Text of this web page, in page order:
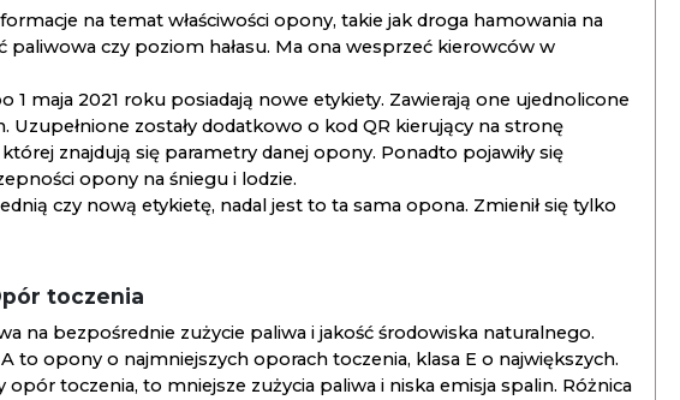
na temat właściwości opony, takie jak droga hamowania na
czy poziom hałasu. Ma ona wesprzeć kierowców w
maja 2021 roku posiadają nowe etykiety. Zawierają one ujednolicone
Uzupełnione zostały dodatkowo o kod QR kierujący na stronę
znajdują się parametry danej opony. Ponadto pojawiły się
opony na śniegu i lodzie.
czy nową etykietę, nadal jest to ta sama opona. Zmienił się tylko
toczenia
na bezpośrednie zużycie paliwa i jakość środowiska naturalnego.
A to opony o najmniejszych oporach toczenia, klasa E o największych.
opór toczenia, to mniejsze zużycia paliwa i niska emisja spalin. Różnica